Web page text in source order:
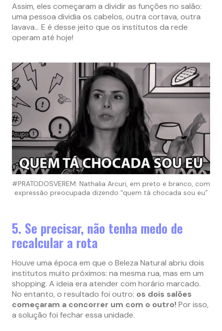
Assim, eles começaram a dividir as funções no salão:
uma pessoa dividia os cabelos, outra cortava, outra
lavava… E é desse jeito que os institutos da rede
operam até hoje!
#PRATODOSVEREM: Nathalia Arcuri, em preto e branco, com
expressão preocupada dizendo “quem tá chocada sou eu”
5. Se precisar, não tenha medo de
recalcular a rota
Houve uma época em que o Beleza Natural abriu dois
institutos muito próximos: na mesma rua, mas em um
shopping. A ideia era atender com horário marcado.
No entanto, o resultado foi outro: os dois salões
começaram a concorrer um com o outro!Por isso,
a solução foi fechar essa unidade.